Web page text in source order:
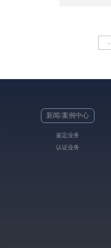
新闻/案例中心
鉴定业务
认证业务